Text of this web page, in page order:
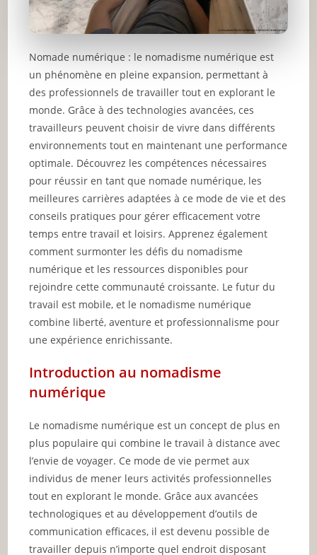
Nomade numérique : le nomadisme numérique est
un phénomène en pleine expansion, permettant à
des professionnels de travailler tout en explorant le
monde. Grâce à des technologies avancées, ces
travailleurs peuvent choisir de vivre dans différents
environnements tout en maintenant une performance
optimale. Découvrez les compétences nécessaires
pour réussir en tant que nomade numérique, les
meilleures carrières adaptées à ce mode de vie et des
conseils pratiques pour gérer efficacement votre
temps entre travail et loisirs. Apprenez également
comment surmonter les défis du nomadisme
numérique et les ressources disponibles pour
rejoindre cette communauté croissante. Le futur du
travail est mobile, et le nomadisme numérique
combine liberté, aventure et professionnalisme pour
une expérience enrichissante.
Introduction au nomadisme
numérique
Le nomadisme numérique est un concept de plus en
plus populaire qui combine le travail à distance avec
l’envie de voyager. Ce mode de vie permet aux
individus de mener leurs activités professionnelles
tout en explorant le monde. Grâce aux avancées
technologiques et au développement d’outils de
communication efficaces, il est devenu possible de
travailler depuis n’importe quel endroit disposant